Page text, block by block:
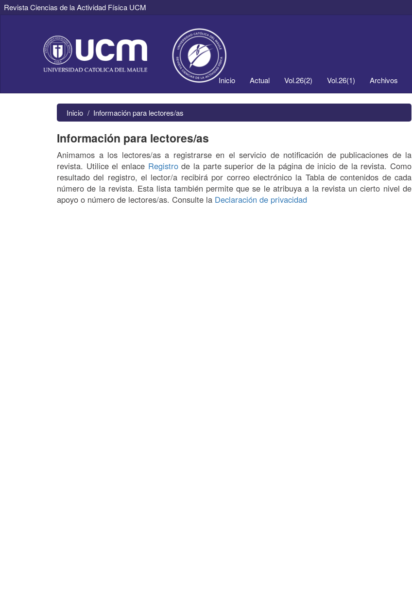
Revista Ciencias de la Actividad Física UCM
Contenido
principal
Inicio Actual Vol.26(2) Vol.26(1) Archivos
Inicio Información para lectores/as
Información para lectores/as
Animamos a los lectores/as a registrarse en el servicio de notificación de publicaciones de la
revista. Utilice el enlace Registrode la parte superior de la página de inicio de la revista. Como
resultado del registro, el lector/a recibirá por correo electrónico la Tabla de contenidos de cada
número de la revista. Esta lista también permite que se le atribuya a la revista un cierto nivel de
apoyo o número de lectores/as. Consulte la Declaración de privacidad